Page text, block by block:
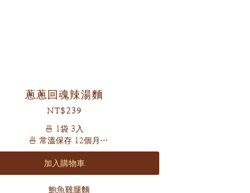
蔥蔥回魂辣湯麵
NT$239
🍜 1袋 3入
🍜 常溫保存 12個月
🍜 五辛素
🍜 辣度 🌶️🌶️🌶️🌶️（怕辣者斟酌食用喔）
嚴選高海拔1000公尺新鮮乾燥大蔥
加入購物車